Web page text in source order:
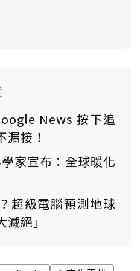
News 按下追
漏接！
家宣布：全球暖化
超級電腦預測地球
絕」